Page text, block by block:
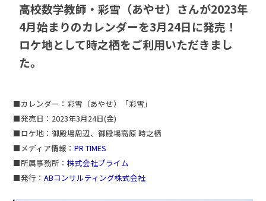
高校数学教師・彩雪（あやせ）さんが2023年
4月始まりのカレンダーを3月24日に発売！
ロケ地として時之栖をご利用いただきまし
た。
■カレンダー：彩雪（あやせ）「彩雪」
■発売日：2023年3月24日(金)
■ロケ地：御殿場周辺、御殿場高原 時之栖
■メディア情報：PR TIMES
■所属事務所：株式会社プライム
■発行：ABコンサルティング株式会社